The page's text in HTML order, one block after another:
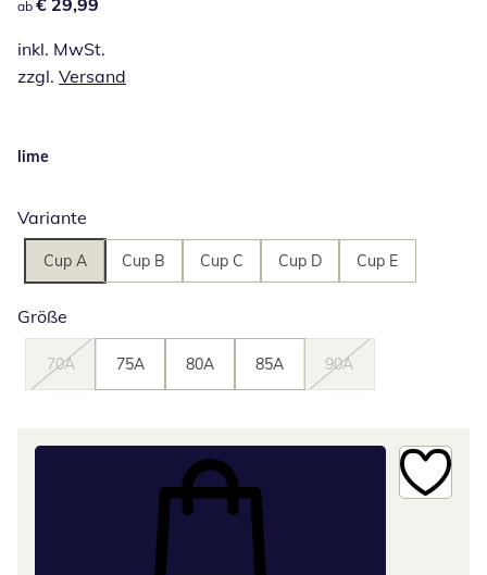
ab
inkl. MwSt.
zzgl. Versand
lime
Variante
Cup A Cup B Cup C Cup D Cup E
Größe
70A 75A 80A 85A 90A